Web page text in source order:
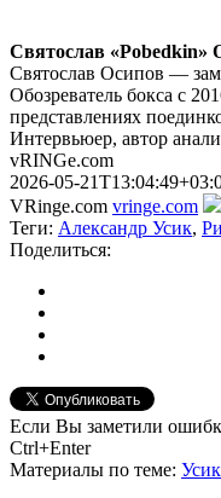
Святослав «Pobedkin»
Святослав Осипов —
Обозреватель бокса с
представлениях
Интервьюер, автор
vRINGe.com
2026-05-
VRinge.com vringe.com
Теги: Александр Усик,
Поделиться:
Если Вы заметили
Ctrl+Enter
Материалы по теме: